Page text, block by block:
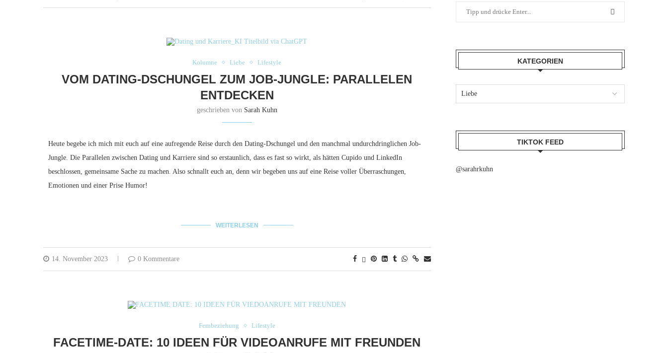
Kolumne Liebe Lifestyle
VOM DATING-DSCHUNGEL ZUM JOB-JUNGLE: PARALLELEN
ENTDECKEN
geschrieben von Sarah Kuhn
Heute begebe ich mich mit euch auf eine aufregende Reise durch den Dating-Dschungel und den manchmal undurchdringlichen Job-
Jungle. Die Parallelen zwischen Dating und Karriere sind so erstaunlich, dass es fast so wirkt, als hätten Cupido und LinkedIn
beschlossen, gemeinsame Sache zu machen. Also schnallt euch an, denn wir begeben uns auf eine Reise voller Überraschungen,
Emotionen und einer Prise Humor!
WEITERLESEN
14. November 2023 0 Kommentare
Fernbeziehung Lifestyle
FACETIME-DATE: 10 IDEEN FÜR VIDEOANRUFE MIT FREUNDEN
KATEGORIEN
TIKTOK FEED
@sarahrkuhn